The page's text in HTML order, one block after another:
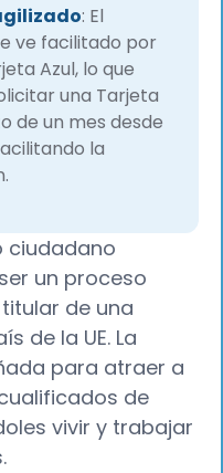
: El
ve facilitado por
Azul, lo que
una Tarjeta
de un mes desde
la
ciudadano
un proceso
de una
de la UE. La
para atraer a
de
vivir y trabajar